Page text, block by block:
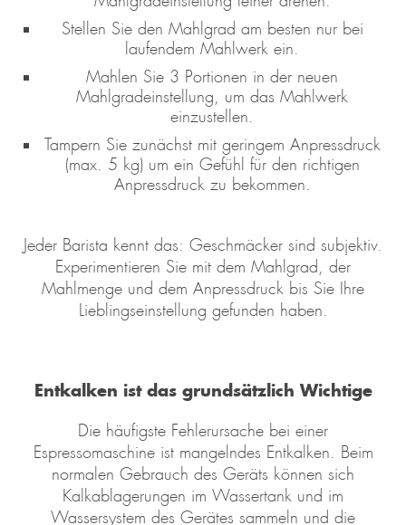
Stellen Sie den Mahlgrad am besten nur bei
laufendem Mahlwerk ein.
Mahlen Sie 3 Portionen in der neuen
Mahlgradeinstellung, um das Mahlwerk
einzustellen.
Tampern Sie zunächst mit geringem Anpressdruck
(max. 5 kg) um ein Gefühl für den richtigen
Anpressdruck zu bekommen.
Jeder Barista kennt das: Geschmäcker sind subjektiv.
Experimentieren Sie mit dem Mahlgrad, der
Mahlmenge und dem Anpressdruck bis Sie Ihre
Lieblingseinstellung gefunden haben.
Entkalken ist das grundsätzlich Wichtige
Die häufigste Fehlerursache bei einer
Espressomaschine ist mangelndes Entkalken. Beim
normalen Gebrauch des Geräts können sich
Kalkablagerungen im Wassertank und im
Wassersystem des Gerätes sammeln und die